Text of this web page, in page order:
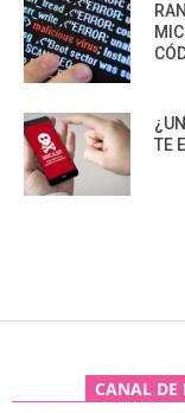
TE
CANAL DE